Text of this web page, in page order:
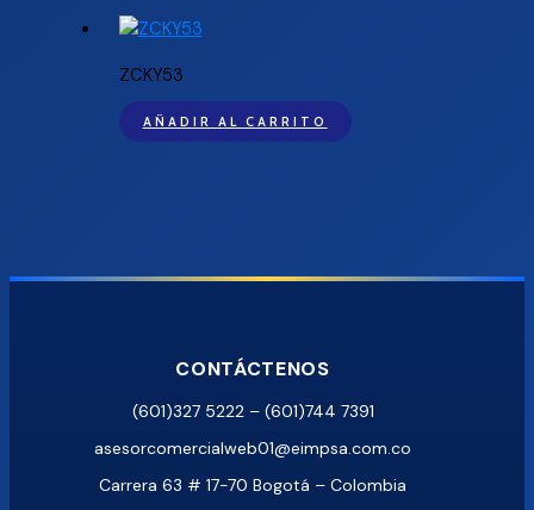
ZCKY53
AÑADIR AL CARRITO
CONTÁCTENOS
(601)327 5222 – (601)744 7391
asesorcomercialweb01@eimpsa.com.co
Carrera 63 # 17-70 Bogotá – Colombia